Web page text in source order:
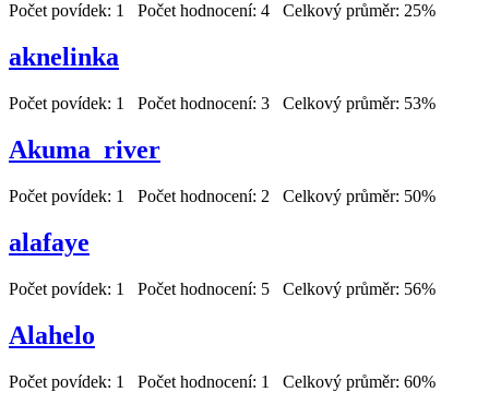
Počet povídek: 1 Počet hodnocení: 4 Celkový průměr: 25%
aknelinka
Počet povídek: 1 Počet hodnocení: 3 Celkový průměr: 53%
Akuma_river
Počet povídek: 1 Počet hodnocení: 2 Celkový průměr: 50%
alafaye
Počet povídek: 1 Počet hodnocení: 5 Celkový průměr: 56%
Alahelo
Počet povídek: 1 Počet hodnocení: 1 Celkový průměr: 60%